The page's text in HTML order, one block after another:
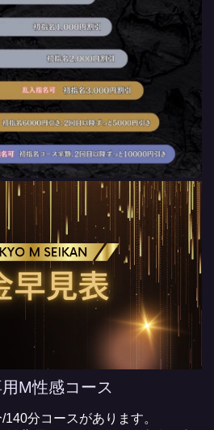
M性感コース
分コースがあります。